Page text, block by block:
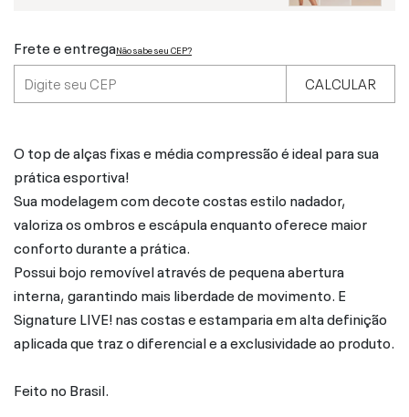
Frete e entregaNão sabe seu CEP?
CALCULAR
O top de alças fixas e média compressão é ideal para sua
prática esportiva!
Sua modelagem com decote costas estilo nadador,
valoriza os ombros e escápula enquanto oferece maior
conforto durante a prática.
Possui bojo removível através de pequena abertura
interna, garantindo mais liberdade de movimento. E
Signature LIVE! nas costas e estamparia em alta definição
aplicada que traz o diferencial e a exclusividade ao produto.
Feito no Brasil.